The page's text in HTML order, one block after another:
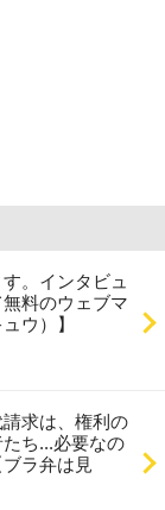
。インタビュ
料のウェブマ
ウ）】
求は、権利の
ち...必要なの
ラ弁は見